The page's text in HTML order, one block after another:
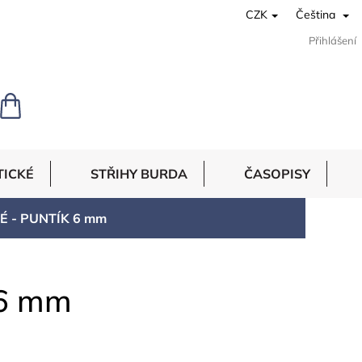
CZK Čeština
Přihlášení
NÁKUPNÍ
KOŠÍK
STŘIHY BURDA ČASOPISY
- PUNTÍK 6 mm
mm